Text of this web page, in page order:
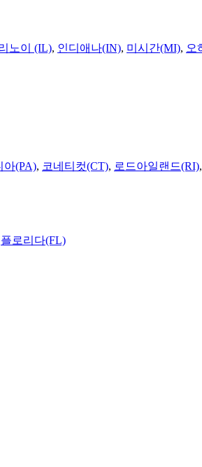
노이 (IL), 인디애나(IN), 미시간(MI), 오
아(PA), 코네티컷(CT), 로드아일랜드(RI),
플로리다(FL)